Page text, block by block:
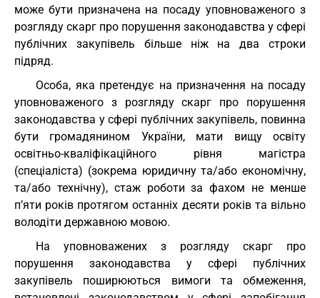
може бути призначена на посаду уповноваженого з
розгляду скарг про порушення законодавства у сфері
публічних закупівель більше ніж на два строки
підряд.
Особа, яка претендує на призначення на посаду
уповноваженого з розгляду скарг про порушення
законодавства у сфері публічних закупівель, повинна
бути громадянином України, мати вищу освіту
освітньо-кваліфікаційного рівня магістра
(спеціаліста) (зокрема юридичну та/або економічну,
та/або технічну), стаж роботи за фахом не менше
п’яти років протягом останніх десяти років та вільно
володіти державною мовою.
На уповноважених з розгляду скарг про
порушення законодавства у сфері публічних
закупівель поширюються вимоги та обмеження,